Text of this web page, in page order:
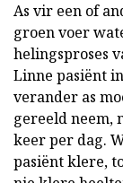
As vir een of
groen voer
helingsproses
Linne pasiënt
verander as
gereeld neem,
keer per dag.
pasiënt klere,